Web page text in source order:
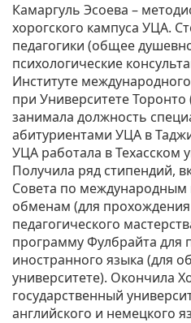
Камаргуль Эсоева –
хорогского кампуса УЦА.
педагогики (общее
психологические
Институте
при Университете
занимала должность
абитуриентами УЦА в
УЦА работала в Техасском
Получила ряд стипендий,
Совета по международным
обменам (для
педагогического
программу Фулбрайта для
иностранного языка (для
университете). Окончила
государственный
английского и немецкого